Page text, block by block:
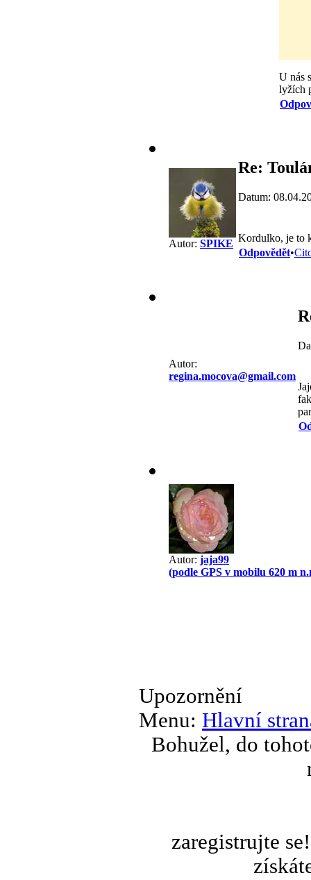
U nás
lyžích
Autor: SPIKE
Re:
Datum:
Kordulko, je to
Odpovědět•
Autor:
regina.mocova@gmail.com
Autor: jaja99
(podle GPS v mobilu 620 m
Upozornění
Menu: Hlavní
Bohužel, do
zaregistrujte